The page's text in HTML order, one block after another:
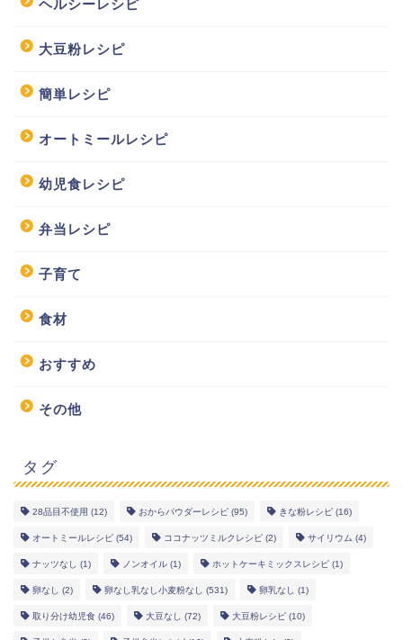
ヘルシーレシピ
大豆粉レシピ
簡単レシピ
オートミールレシピ
幼児食レシピ
弁当レシピ
子育て
食材
おすすめ
その他
タグ
28品目不使用 (12) おからパウダーレシピ (95) きな粉レシピ (16)
オートミールレシピ (54) ココナッツミルクレシピ (2) サイリウム (4)
ナッツなし (1) ノンオイル (1) ホットケーキミックスレシピ (1)
卵なし (2) 卵なし乳なし小麦粉なし (531) 卵乳なし (1)
取り分け幼児食 (46) 大豆なし (72) 大豆粉レシピ (10)
幼児食レシピ
米粉レシピ